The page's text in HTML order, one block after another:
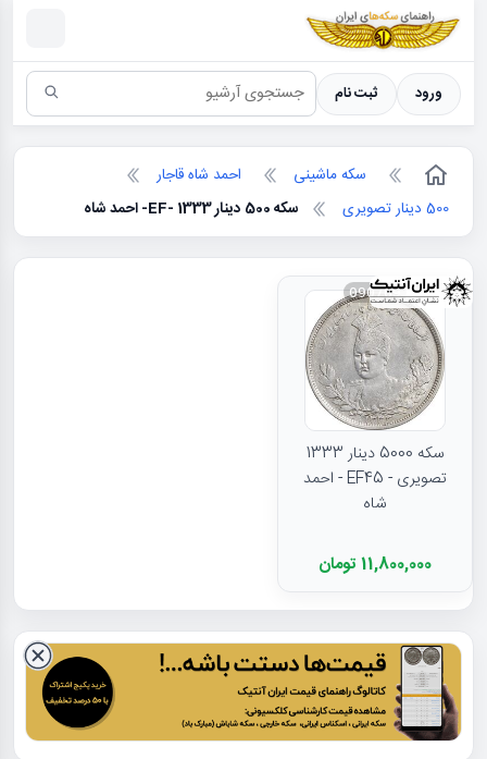
سکه ها ؛ راهنمای سکه شناسی
ورود ثبت نام
سکه ماشینی
احمد شاه قاجار
500 دینار تصویری
سکه 500 دینار 1333 -EF- احمد شاه
090769
سکه 5000 دینار 1333
تصویری - EF45 - احمد
شاه
11,800,000 تومان